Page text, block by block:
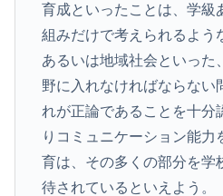
育成といったことは、学級
組みだけで考えられるよう
あるいは地域社会といった
野に入れなければならない
れが正論であることを十分
りコミュニケーション能力
育は、その多くの部分を学
待されているといえよう。